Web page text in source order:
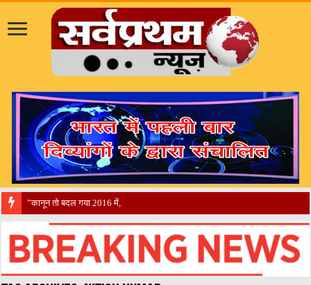
​”कानून तो बदल गया 2016 में, दिव्यांगों के हालात कब